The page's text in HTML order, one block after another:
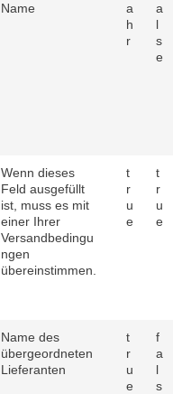
Name
a
h
r
a
l
s
e
Wenn dieses
Feld ausgefüllt
ist, muss es mit
einer Ihrer
Versandbedingu
ngen
übereinstimmen.
t
r
u
e
t
r
u
e
Name des
übergeordneten
Lieferanten
t
r
u
e
f
a
l
s